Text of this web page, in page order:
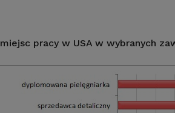
pracy w USA w wybranych